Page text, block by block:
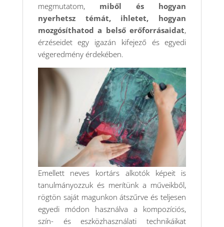
megmutatom, miből és hogyan
nyerhetsz témát, ihletet, hogyan
mozgósíthatod a belső erőforrásaidat,
érzéseidet egy igazán kifejező és egyedi
végeredmény érdekében.
Emellett neves kortárs alkotók képeit is
tanulmányozzuk és merítünk a műveikből,
rögtön saját magunkon átszűrve és teljesen
egyedi módon használva a kompozíciós,
szín- és eszközhasználati technikáikat